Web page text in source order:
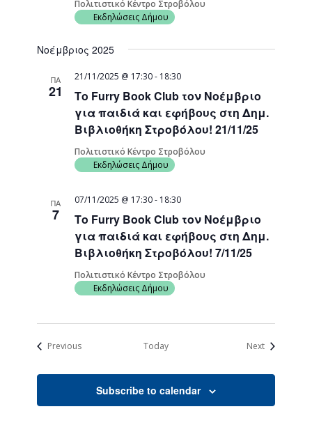
Πολιτιστικό Κέντρο Στροβόλου
Εκδηλώσεις Δήμου
Νοέμβριος 2025
ΠΑ
21
Το Furry Book Club τον Νοέμβριο
για παιδιά και εφήβους στη Δημ.
Βιβλιοθήκη Στροβόλου! 21/11/25
21/11/2025 @ 17:30- 18:30
Πολιτιστικό Κέντρο Στροβόλου
Εκδηλώσεις Δήμου
ΠΑ
7
Το Furry Book Club τον Νοέμβριο
για παιδιά και εφήβους στη Δημ.
Βιβλιοθήκη Στροβόλου! 7/11/25
07/11/2025 @ 17:30- 18:30
Πολιτιστικό Κέντρο Στροβόλου
Εκδηλώσεις Δήμου
PreviousEvents Today NextEvents
Subscribe to calendar